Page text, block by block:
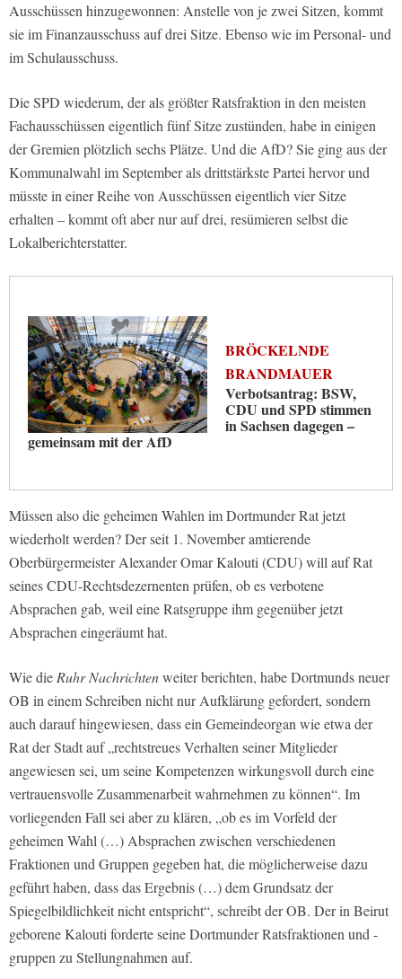
Ausschüssen hinzugewonnen: Anstelle von je zwei Sitzen, kommt
sie im Finanzausschuss auf drei Sitze. Ebenso wie im Personal- und
im Schulausschuss.
Die SPD wiederum, der als größter Ratsfraktion in den meisten
Fachausschüssen eigentlich fünf Sitze zustünden, habe in einigen
der Gremien plötzlich sechs Plätze. Und die AfD? Sie ging aus der
Kommunalwahl im September als drittstärkste Partei hervor und
müsste in einer Reihe von Ausschüssen eigentlich vier Sitze
erhalten – kommt oft aber nur auf drei, resümieren selbst die
Lokalberichterstatter.
BRÖCKELNDE
BRANDMAUER
Verbotsantrag: BSW,
CDU und SPD stimmen
in Sachsen dagegen –
gemeinsam mit der AfD
Müssen also die geheimen Wahlen im Dortmunder Rat jetzt
wiederholt werden? Der seit 1. November amtierende
Oberbürgermeister Alexander Omar Kalouti (CDU) will auf Rat
seines CDU-Rechtsdezernenten prüfen, ob es verbotene
Absprachen gab, weil eine Ratsgruppe ihm gegenüber jetzt
Absprachen eingeräumt hat.
Wie dieRuhr Nachrichtenweiter berichten, habe Dortmunds neuer
OB in einem Schreiben nicht nur Aufklärung gefordert, sondern
auch darauf hingewiesen, dass ein Gemeindeorgan wie etwa der
Rat der Stadt auf „rechtstreues Verhalten seiner Mitglieder
angewiesen sei, um seine Kompetenzen wirkungsvoll durch eine
vertrauensvolle Zusammenarbeit wahrnehmen zu können“. Im
vorliegenden Fall sei aber zu klären, „ob es im Vorfeld der
geheimen Wahl (…) Absprachen zwischen verschiedenen
Fraktionen und Gruppen gegeben hat, die möglicherweise dazu
geführt haben, dass das Ergebnis (…) dem Grundsatz der
Spiegelbildlichkeit nicht entspricht“, schreibt der OB. Der in Beirut
geborene Kalouti forderte seine Dortmunder Ratsfraktionen und -
gruppen zu Stellungnahmen auf.